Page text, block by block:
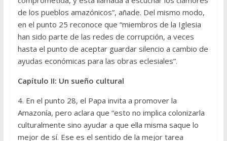
de los pueblos amazónicos”, añade. Del mismo modo,
en el punto 25 reconoce que “miembros de la Iglesia
han sido parte de las redes de corrupción, a veces
hasta el punto de aceptar guardar silencio a cambio de
ayudas económicas para las obras eclesiales”.
Capítulo II: Un sueño cultural
4. En el punto 28, el Papa invita a promover la
Amazonía, pero aclara que “esto no implica colonizarla
culturalmente sino ayudar a que ella misma saque lo
mejor de sí. Ese es el sentido de la mejor tarea